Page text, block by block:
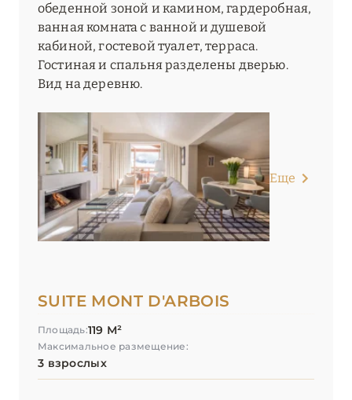
обеденной зоной и камином, гардеробная,
ванная комната c ванной и душевой
кабиной, гостевой туалет, терраса.
Гостиная и спальня разделены дверью.
Вид на деревню.
Еще
SUITE MONT D'ARBOIS
Площадь:119 М²
Максимальное размещение:
3 взрослых